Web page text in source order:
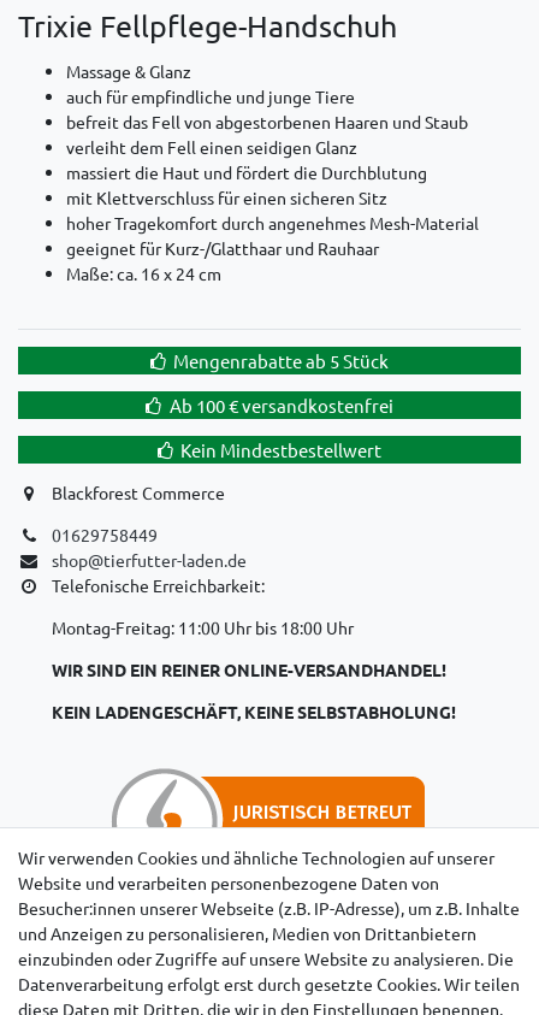
Trixie Fellpflege-Handschuh
Massage & Glanz
auch für empfindliche und junge Tiere
befreit das Fell von abgestorbenen Haaren und Staub
verleiht dem Fell einen seidigen Glanz
massiert die Haut und fördert die Durchblutung
mit Klettverschluss für einen sicheren Sitz
hoher Tragekomfort durch angenehmes Mesh-Material
geeignet für Kurz-/Glatthaar und Rauhaar
Maße: ca. 16 x 24 cm
Mengenrabatte ab 5 Stück
Ab 100 € versandkostenfrei
Kein Mindestbestellwert
Blackforest Commerce
01629758449
shop@tierfutter-laden.de
Telefonische Erreichbarkeit:
Montag-Freitag: 11:00 Uhr bis 18:00 Uhr
WIR SIND EIN REINER ONLINE-VERSANDHANDEL!
KEIN LADENGESCHÄFT, KEINE SELBSTABHOLUNG!
Hinweise für Käufer aus der Schweiz
Wir verwenden Cookies und ähnliche Technologien auf unserer
Website und verarbeiten personenbezogene Daten von
Besucher:innen unserer Webseite (z.B. IP-Adresse), um z.B. Inhalte
und Anzeigen zu personalisieren, Medien von Drittanbietern
einzubinden oder Zugriffe auf unsere Website zu analysieren. Die
Datenverarbeitung erfolgt erst durch gesetzte Cookies. Wir teilen
diese Daten mit Dritten, die wir in den Einstellungen benennen.